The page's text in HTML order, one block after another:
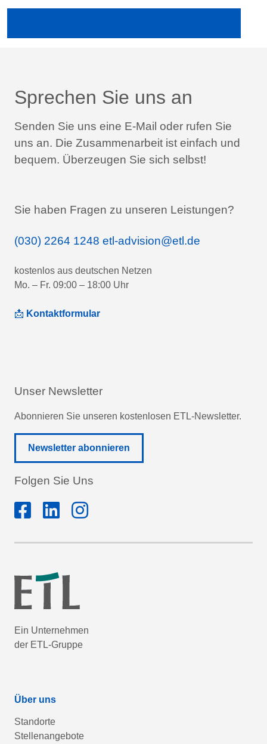
Sprechen Sie uns an
Senden Sie uns eine E-Mail oder rufen Sie
uns an. Die Zusammenarbeit ist einfach und
bequem. Überzeugen Sie sich selbst!
Sie haben Fragen zu unseren Leistungen?
(030) 2264 1248 etl-advision@etl.de
kostenlos aus deutschen Netzen
Mo. – Fr. 09:00 – 18:00 Uhr
📩 Kontaktformular
Unser Newsletter
Abonnieren Sie unseren kostenlosen ETL-Newsletter.
Newsletter abonnieren
Folgen Sie Uns
Ein Unternehmen
der ETL-Gruppe
Über uns
Standorte
Stellenangebote